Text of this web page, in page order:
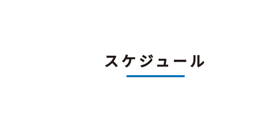
スケジュール